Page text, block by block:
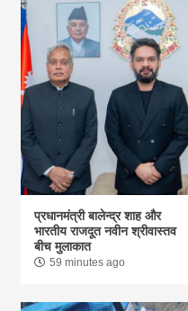
प्रधानमंत्री बालेन्द्र शाह और
भारतीय राजदूत नवीन श्रीवास्तव
बीच मुलाकात
59 minutes ago